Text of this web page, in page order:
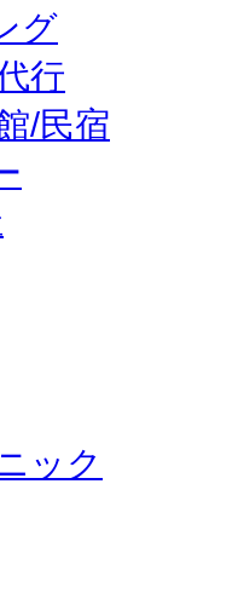
グ
行
/民宿
ック